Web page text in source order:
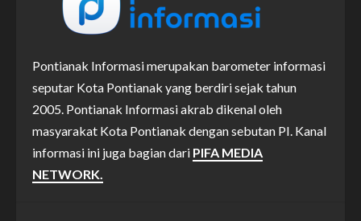
Pontianak Informasi merupakan barometer informasi
seputar Kota Pontianak yang berdiri sejak tahun
2005. Pontianak Informasi akrab dikenal oleh
masyarakat Kota Pontianak dengan sebutan PI. Kanal
informasi ini juga bagian dari PIFA MEDIA
NETWORK.